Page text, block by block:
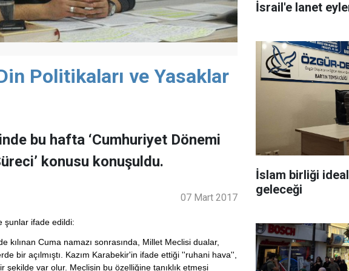
Politikaları ve Yasaklar
bu hafta ‘Cumhuriyet Dönemi
konusu konuşuldu.
07 Mart 2017
şunlar ifade edildi:
Cuma namazı sonrasında, Millet Meclisi dualar,
bir açılmıştı. Kazım Karabekir'in ifade ettiği ''ruhani hava'',
var olur. Meclisin bu özelliğine tanıklık etmesi
İsrail'e lanet
İslam birliği
geleceği